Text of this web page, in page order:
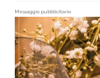
Messaggio pubblicitario